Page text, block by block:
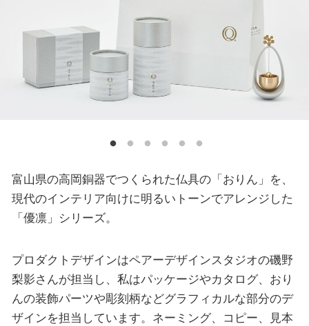
富山県の高岡銅器でつくられた仏具の「おりん」を、
現代のインテリア向けに明るいトーンでアレンジした
「優凛」シリーズ。
プロダクトデザインはペアーデザインスタジオの磯野
梨影さんが担当し、私はパッケージやカタログ、おり
んの装飾パーツや彫刻柄などグラフィカルな部分のデ
ザインを担当しています。ネーミング、コピー、見本